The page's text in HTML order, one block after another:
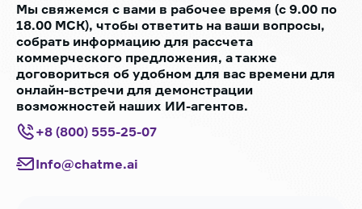
Мы свяжемся с вами в рабочее время (с 9.00 по
18.00 МСК), чтобы ответить на ваши вопросы,
собрать информацию для рассчета
коммерческого предложения, а также
договориться об удобном для вас времени для
онлайн-встречи для демонстрации
возможностей наших ИИ-агентов.
+8 (800) 555-25-07
Info@chatme.ai